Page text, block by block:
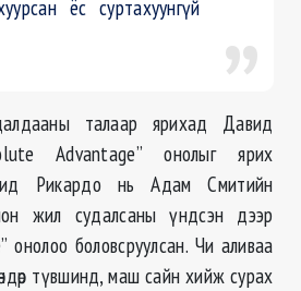
ёс суртахуунгүй
талаар ярихад Давид
Advantage” онолыг ярих
Рикардо нь Адам Смитийн
жил судалсаны үндсэн дээр
онолоо боловсруулсан. Чи аливаа
түвшинд, маш сайн хийж сурах